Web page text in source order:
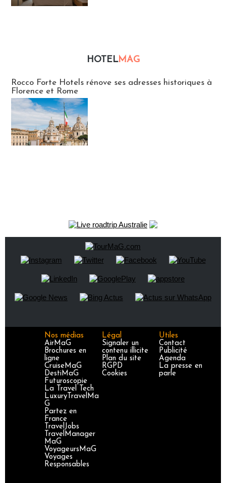
HOTELMAG
Rocco Forte Hotels rénove ses adresses historiques à
Florence et Rome
Nos médias
AirMaG
Brochures en
ligne
CruiseMaG
DestiMaG
Futuroscopie
La Travel Tech
LuxuryTravelMa
G
Partez en
France
TravelJobs
TravelManager
MaG
VoyageursMaG
Voyages
Responsables
Légal
Signaler un
contenu illicite
Plan du site
RGPD
Cookies
Utiles
Contact
Publicité
Agenda
La presse en
parle